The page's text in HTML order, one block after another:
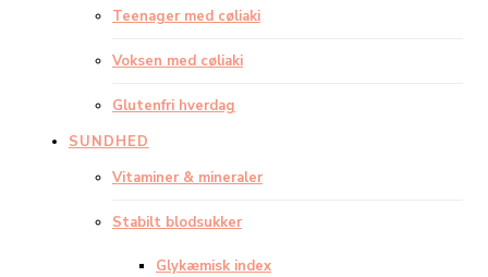
Teenager med cøliaki
Voksen med cøliaki
Glutenfri hverdag
SUNDHED
Vitaminer & mineraler
Stabilt blodsukker
Glykæmisk index